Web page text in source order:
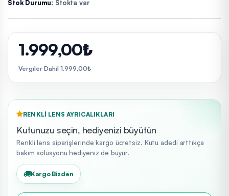
Stok Durumu: Stokta var
1.999,00₺
Vergiler Dahil 1.999,00₺
RENKLI LENS AYRICALIKLARI
Kutunuzu seçin, hediyenizi büyütün
Renkli lens siparişlerinde kargo ücretsiz. Kutu adedi arttıkça
bakım solüsyonu hediyeniz de büyür.
Kargo Bizden